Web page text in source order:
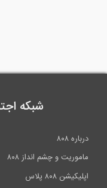
شبکه
درباره ۸۰۸
ماموریت و چشم انداز ۸۰۸
اپلیکیشن ۸۰۸ پلاس